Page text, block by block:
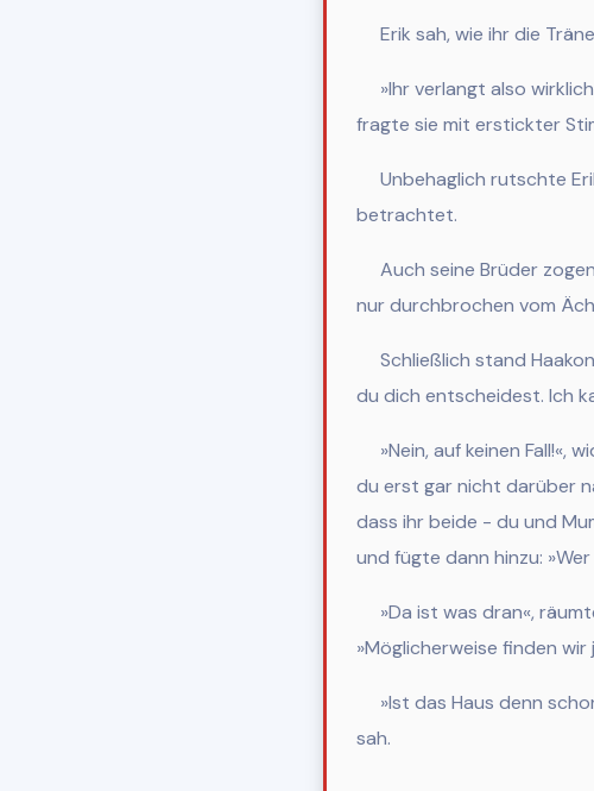
Erik sah, wie ihr die Tr
»Ihr verlangt also
fragte sie mit erstickter
Unbehaglich rutschte
betrachtet.
Auch seine Brüder
nur durchbrochen vom
Schließlich stand
du dich entscheidest. Ich
»Nein, auf keinen
du erst gar nicht darüber
dass ihr beide - du und
und fügte dann hinzu:
»Da ist was dran«,
»Möglicherweise finden wir
»Ist das Haus denn
sah.